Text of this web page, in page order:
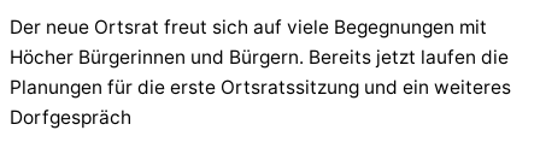
Der neue Ortsrat freut sich auf viele Begegnungen mit
Höcher Bürgerinnen und Bürgern. Bereits jetzt laufen die
Planungen für die erste Ortsratssitzung und ein weiteres
Dorfgespräch